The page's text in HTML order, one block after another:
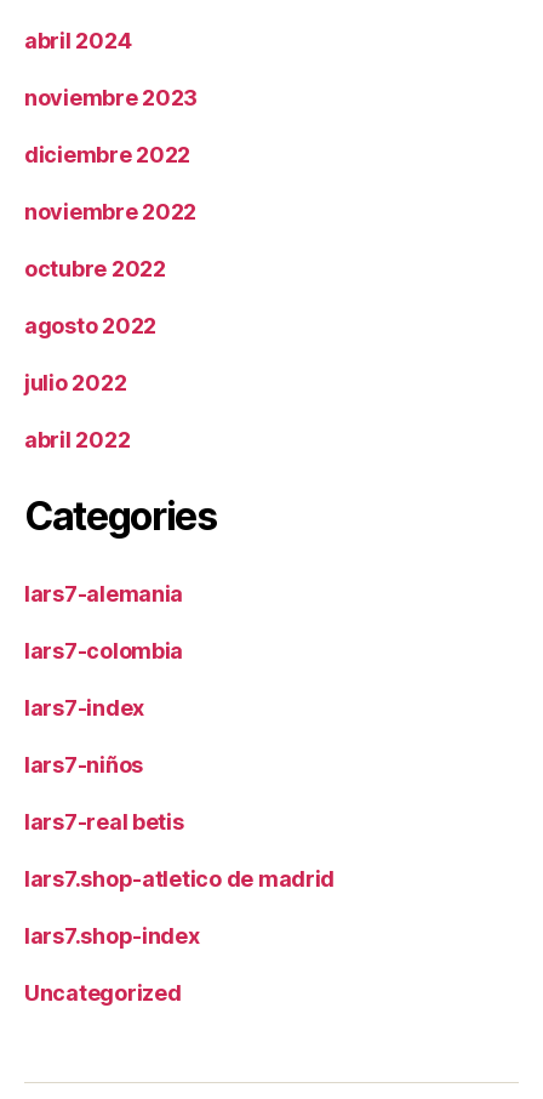
abril 2024
noviembre 2023
diciembre 2022
noviembre 2022
octubre 2022
agosto 2022
julio 2022
abril 2022
Categories
lars7-alemania
lars7-colombia
lars7-index
lars7-niños
lars7-real betis
lars7.shop-atletico de madrid
lars7.shop-index
Uncategorized